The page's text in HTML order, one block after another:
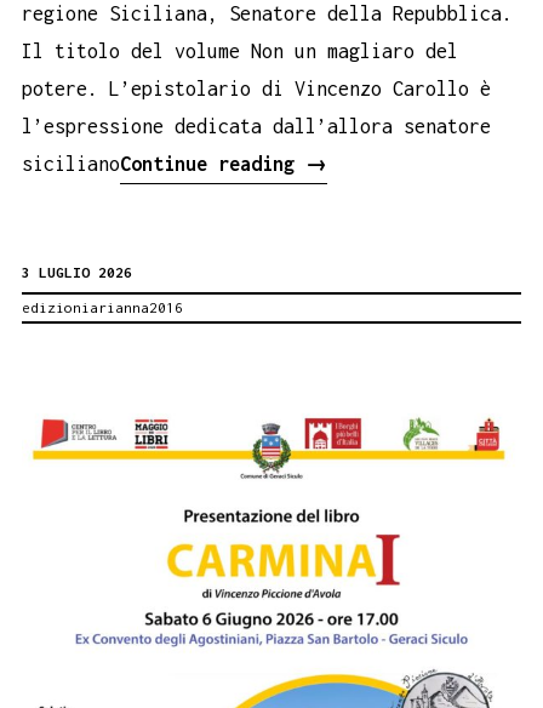
regione Siciliana, Senatore della Repubblica.
Il titolo del volume Non un magliaro del
potere. L’epistolario di Vincenzo Carollo è
l’espressione dedicata dall’allora senatore
sicilianoContinue reading
Al
su
Vincenzo
→
3 LUGLIO 2026
edizioniarianna2016